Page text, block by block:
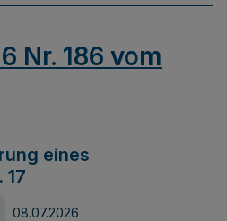
Nr. 186 vom
eines
17
08.07.2026